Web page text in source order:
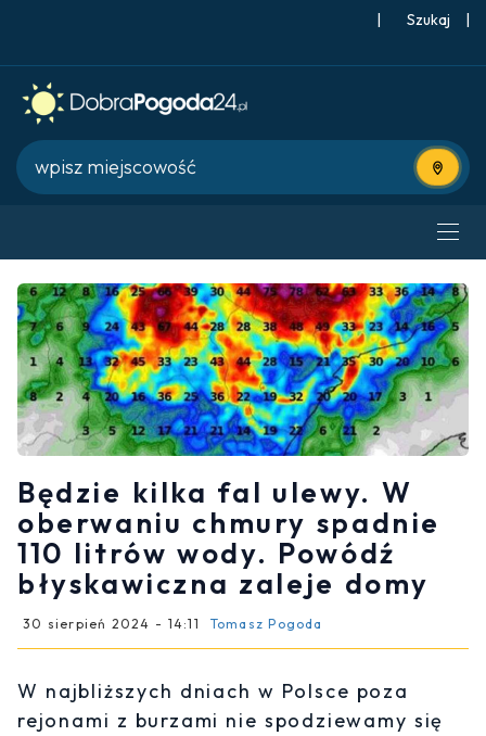
| |
Użyj
Będzie kilka fal ulewy. W
oberwaniu chmury spadnie
110 litrów wody. Powódź
błyskawiczna zaleje domy
30 sierpień 2024 - 14:11 Tomasz Pogoda
W najbliższych dniach w Polsce poza
rejonami z burzami nie spodziewamy się